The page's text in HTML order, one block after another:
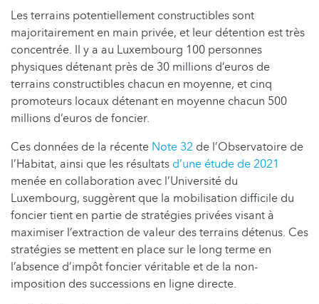
Les terrains potentiellement constructibles sont
majoritairement en main privée, et leur détention est très
concentrée. Il y a au Luxembourg 100 personnes
physiques détenant près de 30 millions d’euros de
terrains constructibles chacun en moyenne, et cinq
promoteurs locaux détenant en moyenne chacun 500
millions d’euros de foncier.
Ces données de la récente Note 32 de l’Observatoire de
l’Habitat, ainsi que les résultats d’une étude de 2021
menée en collaboration avec l’Université du
Luxembourg, suggèrent que la mobilisation difficile du
foncier tient en partie de stratégies privées visant à
maximiser l’extraction de valeur des terrains détenus. Ces
stratégies se mettent en place sur le long terme en
l’absence d’impôt foncier véritable et de la non-
imposition des successions en ligne directe.